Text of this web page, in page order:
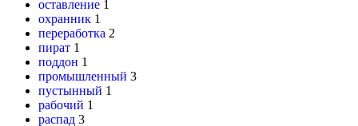
оставление 1
охранник 1
переработка 2
пират 1
поддон 1
промышленный 3
пустынный 1
рабочий 1
распад 3